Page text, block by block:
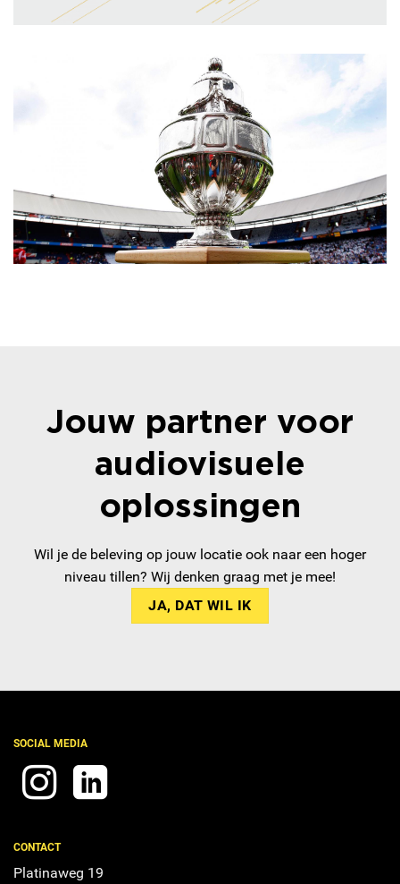
Jouw partner voor
audiovisuele
oplossingen
Wil je de beleving op jouw locatie ook naar een hoger
niveau tillen? Wij denken graag met je mee!
JA, DAT WIL IK
SOCIAL MEDIA
CONTACT
Platinaweg 19